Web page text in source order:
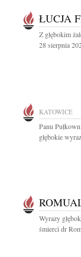
ŁUCJA
Z głębokim
28 sierpnia
KATOWICE
Panu
głębokie
Wyrazy
śmierci dr